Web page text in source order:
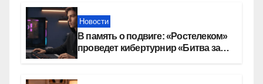
Новости
В память о подвиге: «Ростелеком»
проведет кибертурнир «Битва за